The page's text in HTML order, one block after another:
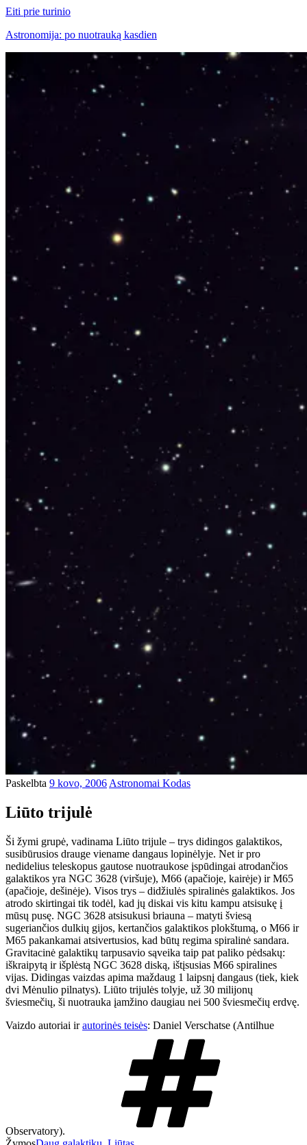
Eiti prie turinio
Astronomija: po nuotrauką kasdien
Paskelbta 9 kovo, 2006 Astronomai Kodas
Liūto trijulė
Ši žymi grupė, vadinama Liūto trijule – trys didingos galaktikos,
susibūrusios drauge viename dangaus lopinėlyje. Net ir pro
nedidelius teleskopus gautose nuotraukose įspūdingai atrodančios
galaktikos yra NGC 3628 (viršuje), M66 (apačioje, kairėje) ir M65
(apačioje, dešinėje). Visos trys – didžiulės spiralinės galaktikos. Jos
atrodo skirtingai tik todėl, kad jų diskai vis kitu kampu atsisukę į
mūsų pusę. NGC 3628 atsisukusi briauna – matyti šviesą
sugeriančios dulkių gijos, kertančios galaktikos plokštumą, o M66 ir
M65 pakankamai atsivertusios, kad būtų regima spiralinė sandara.
Gravitacinė galaktikų tarpusavio sąveika taip pat paliko pėdsakų:
iškraipytą ir išplėstą NGC 3628 diską, ištįsusias M66 spiralines
vijas. Didingas vaizdas apima maždaug 1 laipsnį dangaus (tiek, kiek
dvi Mėnulio pilnatys). Liūto trijulės tolyje, už 30 milijonų
šviesmečių, ši nuotrauka įamžino daugiau nei 500 šviesmečių erdvę.
Vaizdo autoriai irautorinės teisės: Daniel Verschatse (Antilhue
Observatory).